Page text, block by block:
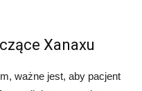
Xanaxu
ważne jest, aby pacjent